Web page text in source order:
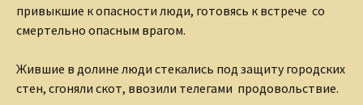
привыкшие к опасности люди, готовясь к встрече со
смертельно опасным врагом.
Жившие в долине люди стекались под защиту городских
стен, сгоняли скот, ввозили телегами продовольствие.